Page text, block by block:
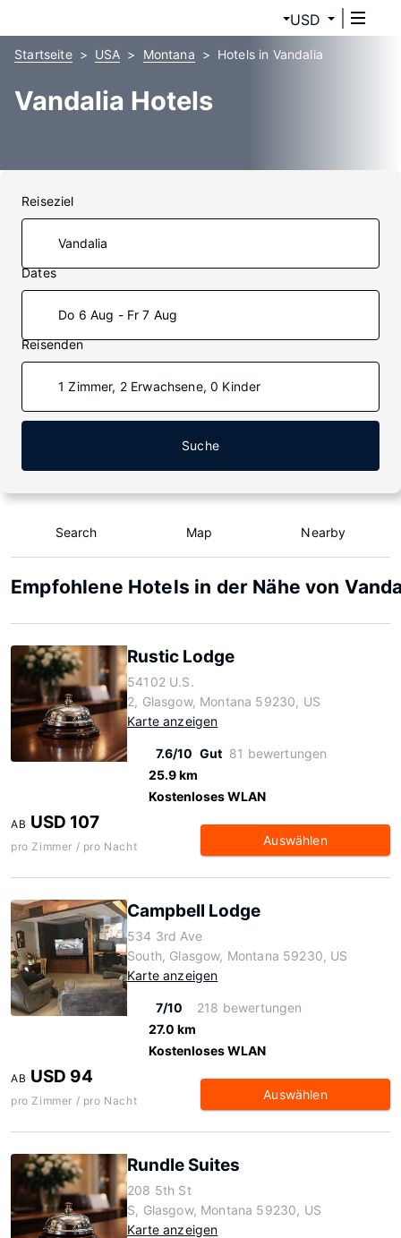
USD
Startseite USA Montana Hotels in Vandalia
Vandalia Hotels
Reiseziel
Dates
Do 6 Aug - Fr 7 Aug
Reisenden
1 Zimmer, 2 Erwachsene, 0 Kinder
Suche
Search Map Nearby
Empfohlene Hotels in der Nähe von
Rustic Lodge
54102 U.S.
2, Glasgow, Montana 59230, US
Karte anzeigen
7.6/10 Gut 81 bewertungen
25.9 km
Kostenloses WLAN
AB USD 107
pro Zimmer / pro Nacht Auswählen
Campbell Lodge
534 3rd Ave
South, Glasgow, Montana 59230, US
Karte anzeigen
7/10
218 bewertungen
27.0 km
Kostenloses WLAN
AB USD 94
pro Zimmer / pro Nacht Auswählen
Rundle Suites
208 5th St
S, Glasgow, Montana 59230, US
Karte anzeigen